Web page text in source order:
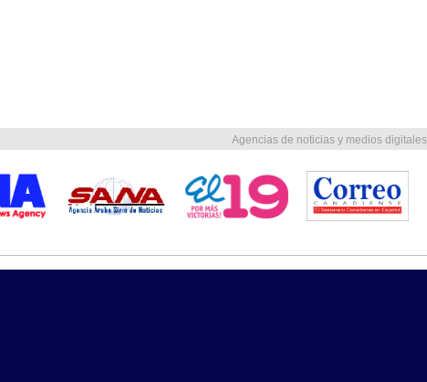
Agencias de noticias y medios digitales